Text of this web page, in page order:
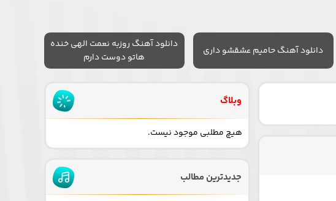
دانلود آهنگ حامیم عشقشو داری
دانلود آهنگ روزبه نعمت الهی خنده
هاتو دوست دارم
وبلاگ
هیچ مطلبی موجود نیست.
جدیدترین مطالب